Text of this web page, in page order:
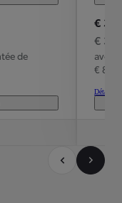
de
€
€
avec
€
Détails